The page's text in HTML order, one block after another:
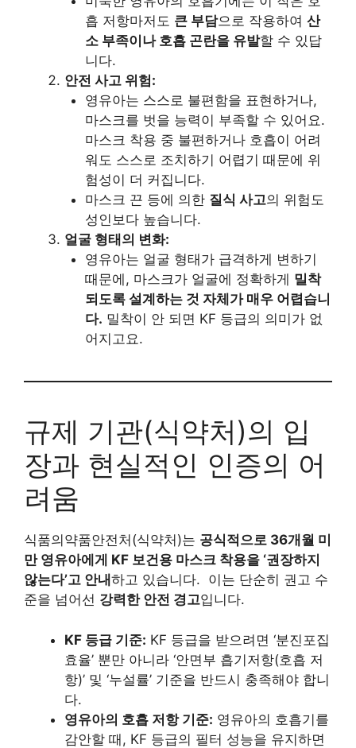
흡 저항마저도 큰 부담으로 작용하여 산
소 부족이나 호흡 곤란을 유발할 수 있답
니다.
안전 사고 위험:
영유아는 스스로 불편함을 표현하거나,
마스크를 벗을 능력이 부족할 수 있어요.
마스크 착용 중 불편하거나 호흡이 어려
워도 스스로 조치하기 어렵기 때문에 위
험성이 더 커집니다.
마스크 끈 등에 의한 질식 사고의 위험도
성인보다 높습니다.
얼굴 형태의 변화:
영유아는 얼굴 형태가 급격하게 변하기
때문에, 마스크가 얼굴에 정확하게 밀착
되도록 설계하는 것 자체가 매우 어렵습니
다. 밀착이 안 되면 KF 등급의 의미가 없
어지고요.
규제 기관(식약처)의 입
장과 현실적인 인증의 어
려움
식품의약품안전처(식약처)는 공식적으로 36개월 미
만 영유아에게 KF 보건용 마스크 착용을 ‘권장하지
않는다’고 안내하고 있습니다. 이는 단순히 권고 수
준을 넘어선 강력한 안전 경고입니다.
KF 등급 기준: KF 등급을 받으려면 ‘분진포집
효율’ 뿐만 아니라 ‘안면부 흡기저항(호흡 저
항)’ 및 ‘누설률’ 기준을 반드시 충족해야 합니
다.
영유아의 호흡 저항 기준: 영유아의 호흡기를
감안할 때, KF 등급의 필터 성능을 유지하면